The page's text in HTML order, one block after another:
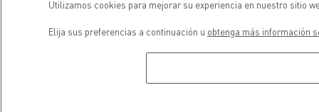
ubicación
Utilizamos cookies para mejorar su experiencia en nuestro sitio
Elija sus preferencias a continuación u obtenga más información